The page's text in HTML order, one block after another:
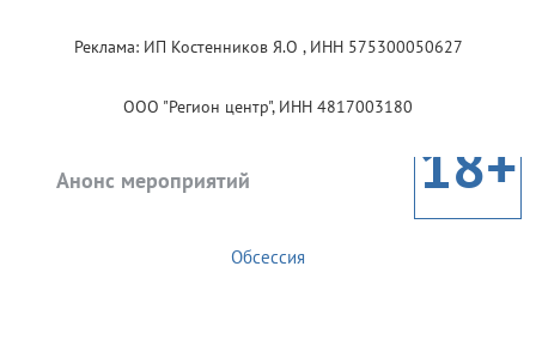
Реклама: ИП Костенников Я.О , ИНН 575300050627
ООО "Регион центр", ИНН 4817003180
Анонс мероприятий 18+
Обсессия